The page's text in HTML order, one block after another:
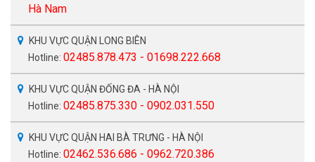
Hà Nam
KHU VỰC QUẬN LONG BIÊN
Hotline: 02485.878.473 - 01698.222.668
KHU VỰC QUẬN ĐỐNG ĐA - HÀ NỘI
Hotline: 02485.875.330 - 0902.031.550
KHU VỰC QUẬN HAI BÀ TRƯNG - HÀ NỘI
Hotline: 02462.536.686 - 0962.720.386